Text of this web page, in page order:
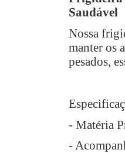
Saudável
Nossa
manter os
pesados,
- Matéria
-